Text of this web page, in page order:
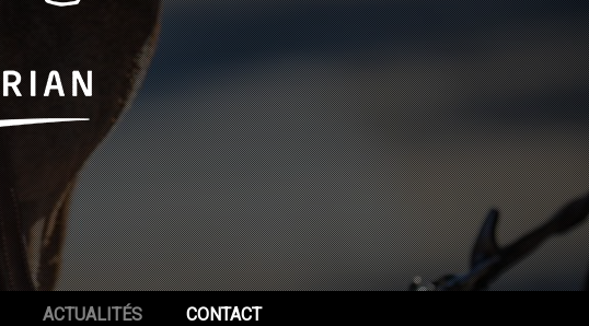
ACTUALITÉS CONTACT